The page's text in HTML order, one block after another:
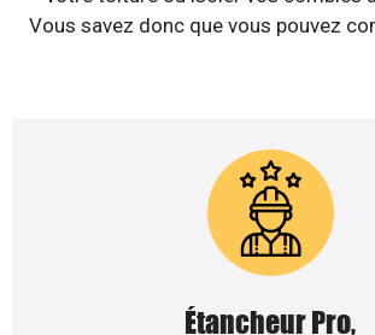
Vous savez donc que vous pouvez
Étancheur Pro,